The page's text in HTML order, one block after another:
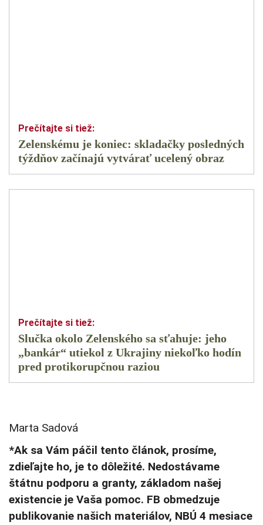
Zelenskému je koniec: skladačky posledných
týždňov začínajú vytvárať ucelený obraz
Slučka okolo Zelenského sa sťahuje: jeho
„bankár“ utiekol z Ukrajiny niekoľko hodín
pred protikorupčnou raziou
Marta Sadová
*Ak sa Vám páčil tento článok, prosíme,
zdieľajte ho, je to dôležité. Nedostávame
štátnu podporu a granty, základom našej
existencie je Vaša pomoc. FB obmedzuje
publikovanie našich materiálov, NBÚ 4 mesiace